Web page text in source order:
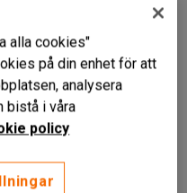
alla cookies"
på din enhet för att
analysera
bistå i våra
policy